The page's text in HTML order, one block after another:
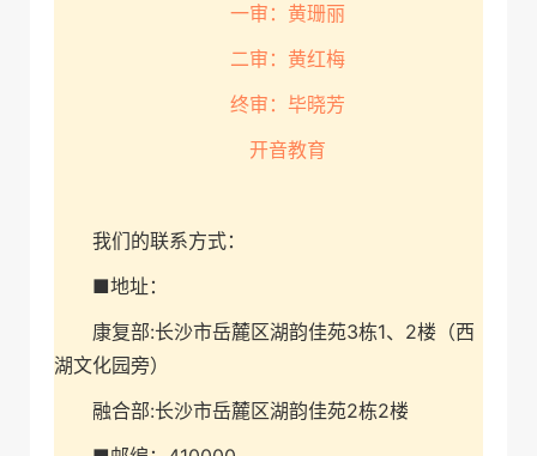
一审：黄珊丽
二审：黄红梅
终审：毕晓芳
开音教育
我们的联系方式：
■地址：
康复部:长沙市岳麓区湖韵佳苑3栋1、2楼（西
湖文化园旁）
融合部:长沙市岳麓区湖韵佳苑2栋2楼